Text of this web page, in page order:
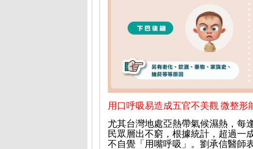
用口呼吸易造成五官不美觀 微整形
尤其台灣地處亞熱帶氣候濕熱，每
民眾層出不窮，根據統計，超過一
不自覺「用嘴呼吸」。劉承信醫師